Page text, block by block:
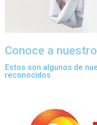
Conoce a
Estos son algunos de
reconocidos